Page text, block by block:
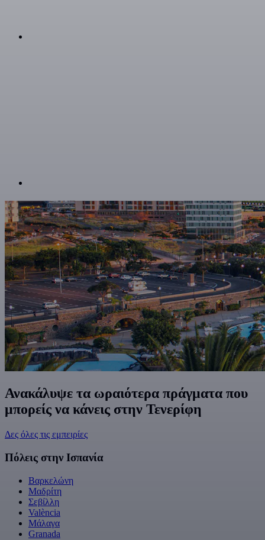
Ανακάλυψε τα ωραιότερα πράγματα που
μπορείς να κάνεις στην Τενερίφη
Δες όλες τις εμπειρίες
Πόλεις στην Ισπανία
Βαρκελώνη
Μαδρίτη
Σεβίλλη
València
Μάλαγα
Granada